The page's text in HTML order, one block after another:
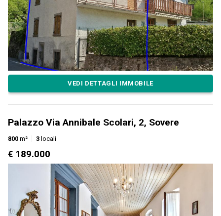
VEDI DETTAGLI IMMOBILE
Palazzo Via Annibale Scolari, 2, Sovere
800 m² 3 locali
€ 189.000